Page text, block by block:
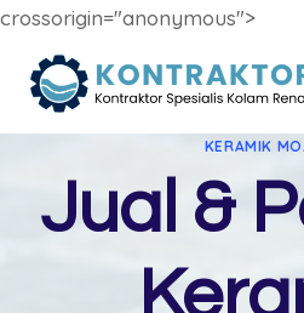
crossorigin="anonymous">
KERAMIK
Jual &